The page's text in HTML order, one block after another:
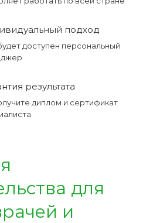
подход
доступен персональный
результата
диплом и сертификат
для
и